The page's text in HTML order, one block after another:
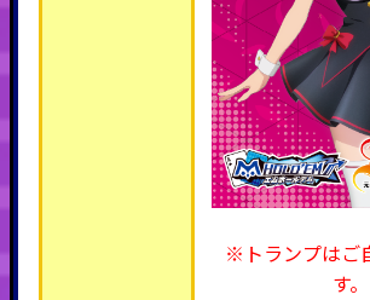
※トランプはご
す。